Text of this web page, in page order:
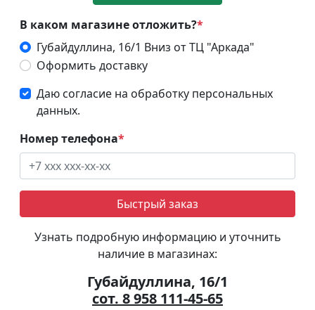
В каком магазине отложить?*
Губайдуллина, 16/1 Вниз от ТЦ "Аркада"
Оформить доставку
Даю согласие на обработку персональных
данных.
Номер телефона*
Быстрый заказ
Узнать подробную информацию и уточнить
наличие в магазинах:
Губайдуллина, 16/1
сот. 8 958 111-45-65